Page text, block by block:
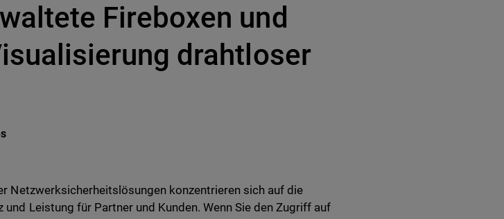
Fireboxen und
drahtloser
Reddit
Netzwerksicherheitslösungen konzentrieren sich auf die
Leistung für Partner und Kunden. Wenn Sie den Zugriff auf